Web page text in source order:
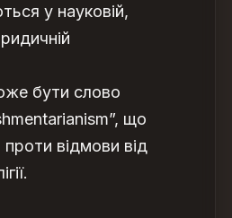
у науковій,
бути слово
що
проти відмови від